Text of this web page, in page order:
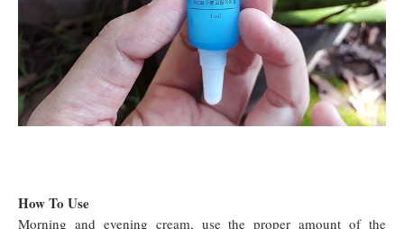
How To Use
Morning and evening cream, use the proper amount of the